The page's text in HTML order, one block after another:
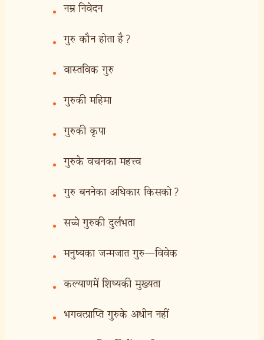
• नम्र निवेदन
• गुरु कौन होता है?
• वास्तविक गुरु
• गुरुकी महिमा
• गुरुकी कृपा
• गुरुके वचनका महत्त्व
• गुरु बननेका अधिकार किसको?
• सच्चे गुरुकी दुर्लभता
• मनुष्यका जन्मजात गुरु—विवेक
• कल्याणमें शिष्यकी मुख्यता
• भगवत्प्राप्ति गुरुके अधीन नहीं